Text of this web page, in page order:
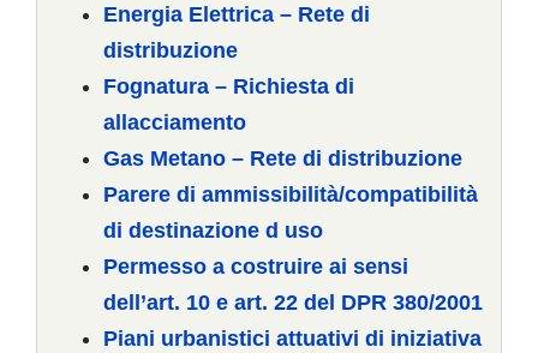
Energia Elettrica – Rete di
distribuzione
Fognatura – Richiesta di
allacciamento
Gas Metano – Rete di distribuzione
Parere di ammissibilità/compatibilità
di destinazione d uso
Permesso a costruire ai sensi
dell’art. 10 e art. 22 del DPR 380/2001
Piani urbanistici attuativi di iniziativa